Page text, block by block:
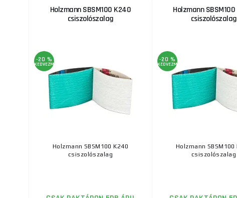
Holzmann SBSM100 K240
csiszolószalag
-20 %
KEDVEZMÉNY
Holzmann SBSM100 K240
csiszolószalag
Holzmann
csiszolószalag
-20 %
KEDVEZMÉNY
Holzmann SBSM100
csiszolószalag